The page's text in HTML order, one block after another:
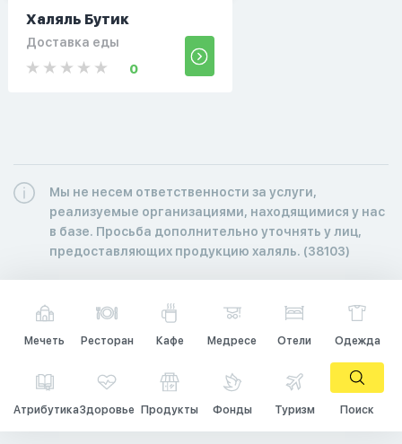
Халяль Бутик
Доставка еды
0
Мы не несем ответственности за услуги,
реализуемые организациями, находящимися у нас
в базе. Просьба дополнительно уточнять у лиц,
предоставляющих продукцию халяль. (38103)
Мечеть Ресторан Кафе Медресе Отели Одежда
АтрибутикаЗдоровье Продукты Фонды Туризм Поиск